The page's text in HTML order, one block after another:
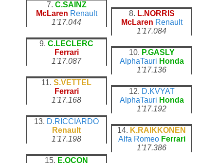
7. C.SAINZ
McLaren Renault
1'17.044
8. L.NORRIS
McLaren Renault
1'17.084
9. C.LECLERC
Ferrari
1'17.087
10. P.GASLY
AlphaTauri Honda
1'17.136
11. S.VETTEL
Ferrari
1'17.168
12. D.KVYAT
AlphaTauri Honda
1'17.192
13. D.RICCIARDO
Renault
1'17.198
14. K.RAIKKONEN
Alfa Romeo Ferrari
1'17.386
15. E.OCON